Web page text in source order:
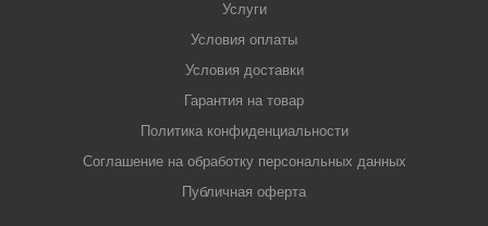
Услуги
Условия оплаты
Условия доставки
Гарантия на товар
Политика конфиденциальности
Соглашение на обработку персональных данных
Публичная оферта